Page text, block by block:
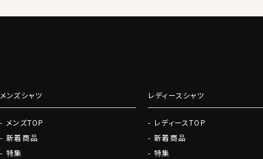
クーポン・セー
会員登録にすすむ
メンズシャツ
メンズTOP
新着商品
特集
レディースシャツ
レディースTOP
新着商品
特集